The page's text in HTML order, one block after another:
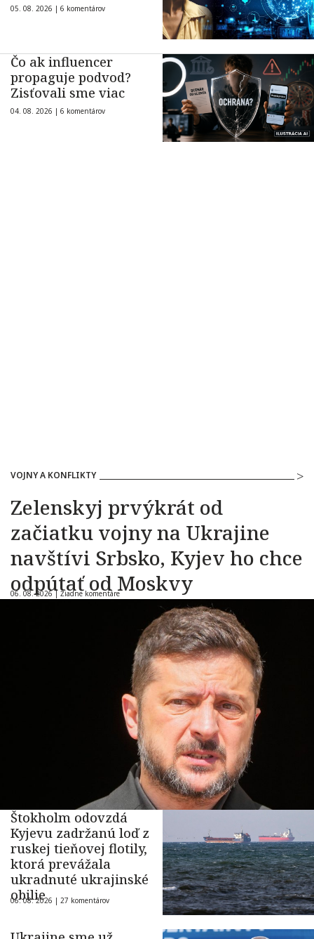
05. 08. 2026 | 6 komentárov
Čo ak influencer
propaguje podvod?
Zisťovali sme viac
04. 08. 2026 | 6 komentárov
VOJNY A KONFLIKTY
Zelenskyj prvýkrát od
začiatku vojny na Ukrajine
navštívi Srbsko, Kyjev ho chce
odpútať od Moskvy
06. 08. 2026 | Žiadne komentáre
Štokholm odovzdá
Kyjevu zadržanú loď z
ruskej tieňovej flotily,
ktorá prevážala
ukradnuté ukrajinské
obilie
06. 08. 2026 | 27 komentárov